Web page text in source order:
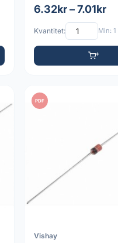
6.32kr – 7.01kr
Kvantitet: Min: 1
PDF
Vishay